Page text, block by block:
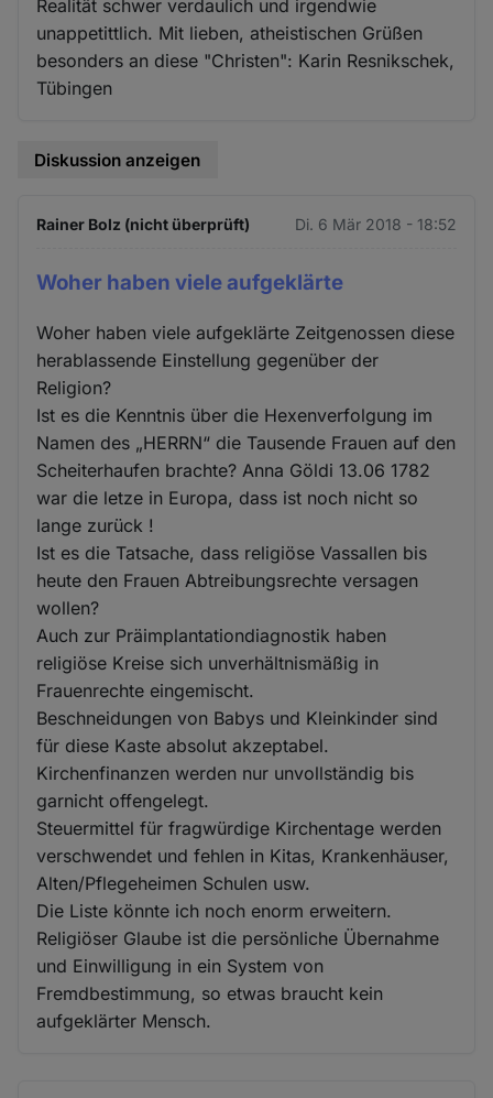
Realität schwer verdaulich und irgendwie
unappetittlich. Mit lieben, atheistischen Grüßen
besonders an diese "Christen": Karin Resnikschek,
Tübingen
Diskussion anzeigen
Rainer Bolz (nicht überprüft) Di. 6 Mär 2018 - 18:52
Woher haben viele aufgeklärte
Woher haben viele aufgeklärte Zeitgenossen diese
herablassende Einstellung gegenüber der
Religion?
Ist es die Kenntnis über die Hexenverfolgung im
Namen des „HERRN“ die Tausende Frauen auf den
Scheiterhaufen brachte? Anna Göldi 13.06 1782
war die letze in Europa, dass ist noch nicht so
lange zurück !
Ist es die Tatsache, dass religiöse Vassallen bis
heute den Frauen Abtreibungsrechte versagen
wollen?
Auch zur Präimplantationdiagnostik haben
religiöse Kreise sich unverhältnismäßig in
Frauenrechte eingemischt.
Beschneidungen von Babys und Kleinkinder sind
für diese Kaste absolut akzeptabel.
Kirchenfinanzen werden nur unvollständig bis
garnicht offengelegt.
Steuermittel für fragwürdige Kirchentage werden
verschwendet und fehlen in Kitas, Krankenhäuser,
Alten/Pflegeheimen Schulen usw.
Die Liste könnte ich noch enorm erweitern.
Religiöser Glaube ist die persönliche Übernahme
und Einwilligung in ein System von
Fremdbestimmung, so etwas braucht kein
aufgeklärter Mensch.